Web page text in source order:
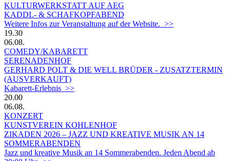
KULTURWERKSTATT AUF AEG
KADDL- & SCHAFKOPFABEND
Weitere Infos zur Veranstaltung auf der Website. >>
19.30
06.08.
COMEDY/KABARETT
SERENADENHOF
GERHARD POLT & DIE WELL BRÜDER - ZUSATZTERMIN
(AUSVERKAUFT)
Kabarett-Erlebnis >>
20.00
06.08.
KONZERT
KUNSTVEREIN KOHLENHOF
ZIKADEN 2026 – JAZZ UND KREATIVE MUSIK AN 14
SOMMERABENDEN
Jazz und kreative Musik an 14 Sommerabenden. Jeden Abend ab